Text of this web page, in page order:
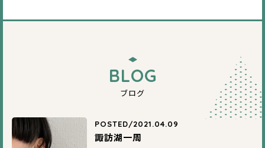
BLOG
ブログ
POSTED/2021.04.09
諏訪湖一周